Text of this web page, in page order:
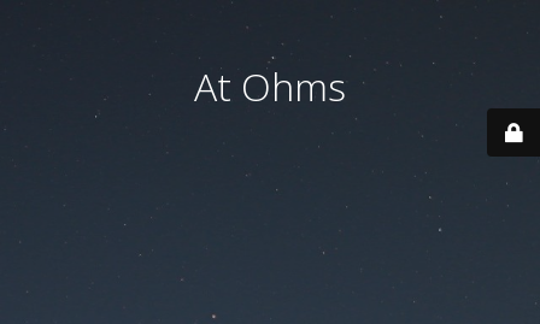
At Ohms